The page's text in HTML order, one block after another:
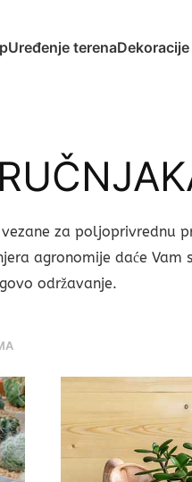
Uređenje terena
za poljoprivrednu
agronomije daće Vam
održavanje.